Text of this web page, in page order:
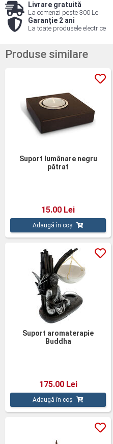
Livrare gratuită
La comenzi peste 300 Lei
Garanție 2 ani
La toate produsele electrice
Produse similare
Suport lumânare negru
pătrat
15.00 Lei
Adaugă în coș
Suport aromaterapie
Buddha
175.00 Lei
Adaugă în coș